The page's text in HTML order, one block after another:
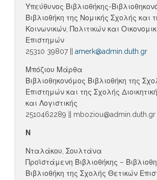
Υπεύθυνος Βιβλιοθήκης-
Βιβλιοθήκη της Νομικής Σχολής και
Κοινωνικών, Πολιτικών και
Επιστημών
25310 39807 || amerk@admin.duth.gr
Μπόζιου Μάρθα
Βιβλιοθηκονόμος Βιβλιοθήκη της
Επιστημών και της Σχολής
και Λογιστικής
2510462289 || mboziou@admin.duth.gr
Ν
Νταλάκου, Σουλτάνα
Προϊστάμενη Βιβλιοθήκης –
Βιβλιοθήκη της Σχολής Θετικών